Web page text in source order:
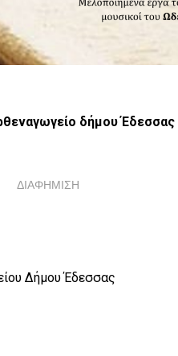
δήμου Έδεσσας
ΔΙΑΦΗΜΙΣΗ
Δήμου Έδεσσας